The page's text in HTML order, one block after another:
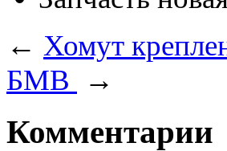
← Хомут
БМВ
→
Комментарии